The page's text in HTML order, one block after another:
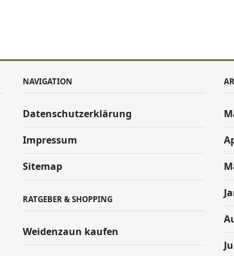
NAVIGATION
Datenschutzerklärung
Impressum
Sitemap
RATGEBER & SHOPPING
Weidenzaun kaufen